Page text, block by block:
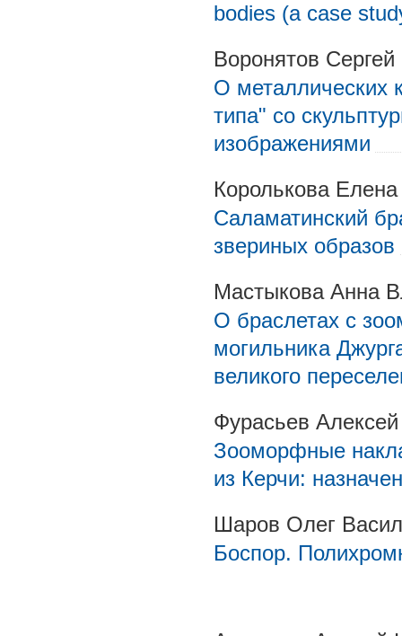
bodies (a case
Воронятов
О металлических
типа" со
изображениями
Королькова
Саламатинский
звериных образов
Мастыкова Анна
О браслетах с
могильника
великого
Фурасьев
Зооморфные
из Керчи:
Шаров Олег
Боспор.